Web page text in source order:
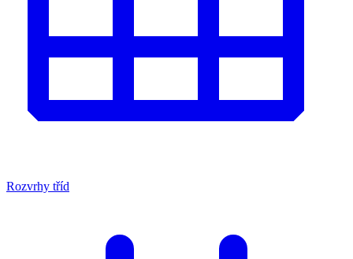
Rozvrhy tříd